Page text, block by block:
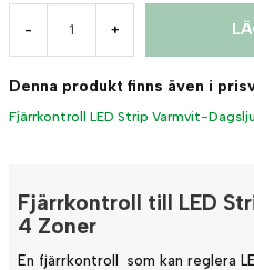
- +
Denna produkt finns även i
Fjärrkontroll LED Strip Varmvit-
Fjärrkontroll till LED
4 Zoner
En fjärrkontroll som kan reglera